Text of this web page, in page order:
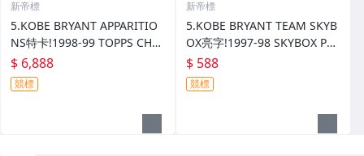
新帝標
5.KOBE BRYANT APPARITIO
NS特卡!1998-99 TOPPS CHR
OME (卡況優)
$ 6,888
競標
新帝標
5.KOBE BRYANT TEAM SKYB
OX亮字!1997-98 SKYBOX PRE
MIUM
$ 588
競標